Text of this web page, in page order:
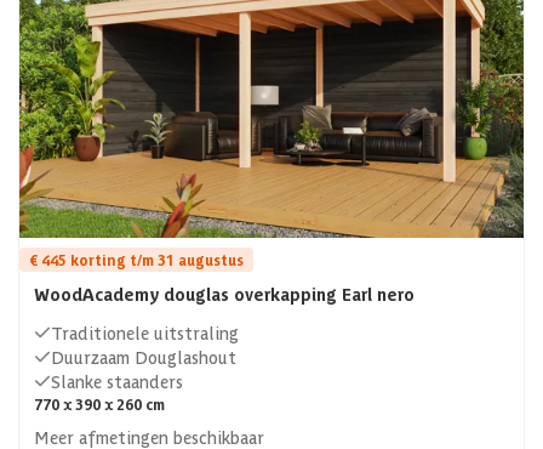
€ 445 korting t/m 31 augustus
WoodAcademy douglas overkapping Earl nero
Traditionele uitstraling
Duurzaam Douglashout
Slanke staanders
770 x 390 x 260 cm
Meer afmetingen beschikbaar